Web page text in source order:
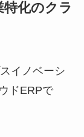
化のクラ
イノベーシ
ドERPで